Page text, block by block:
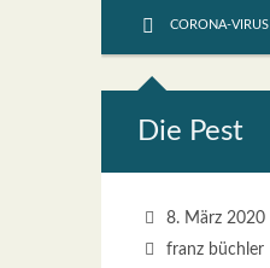
CORONA-VIRUS
Die Pest
8. März 2020
franz büchler